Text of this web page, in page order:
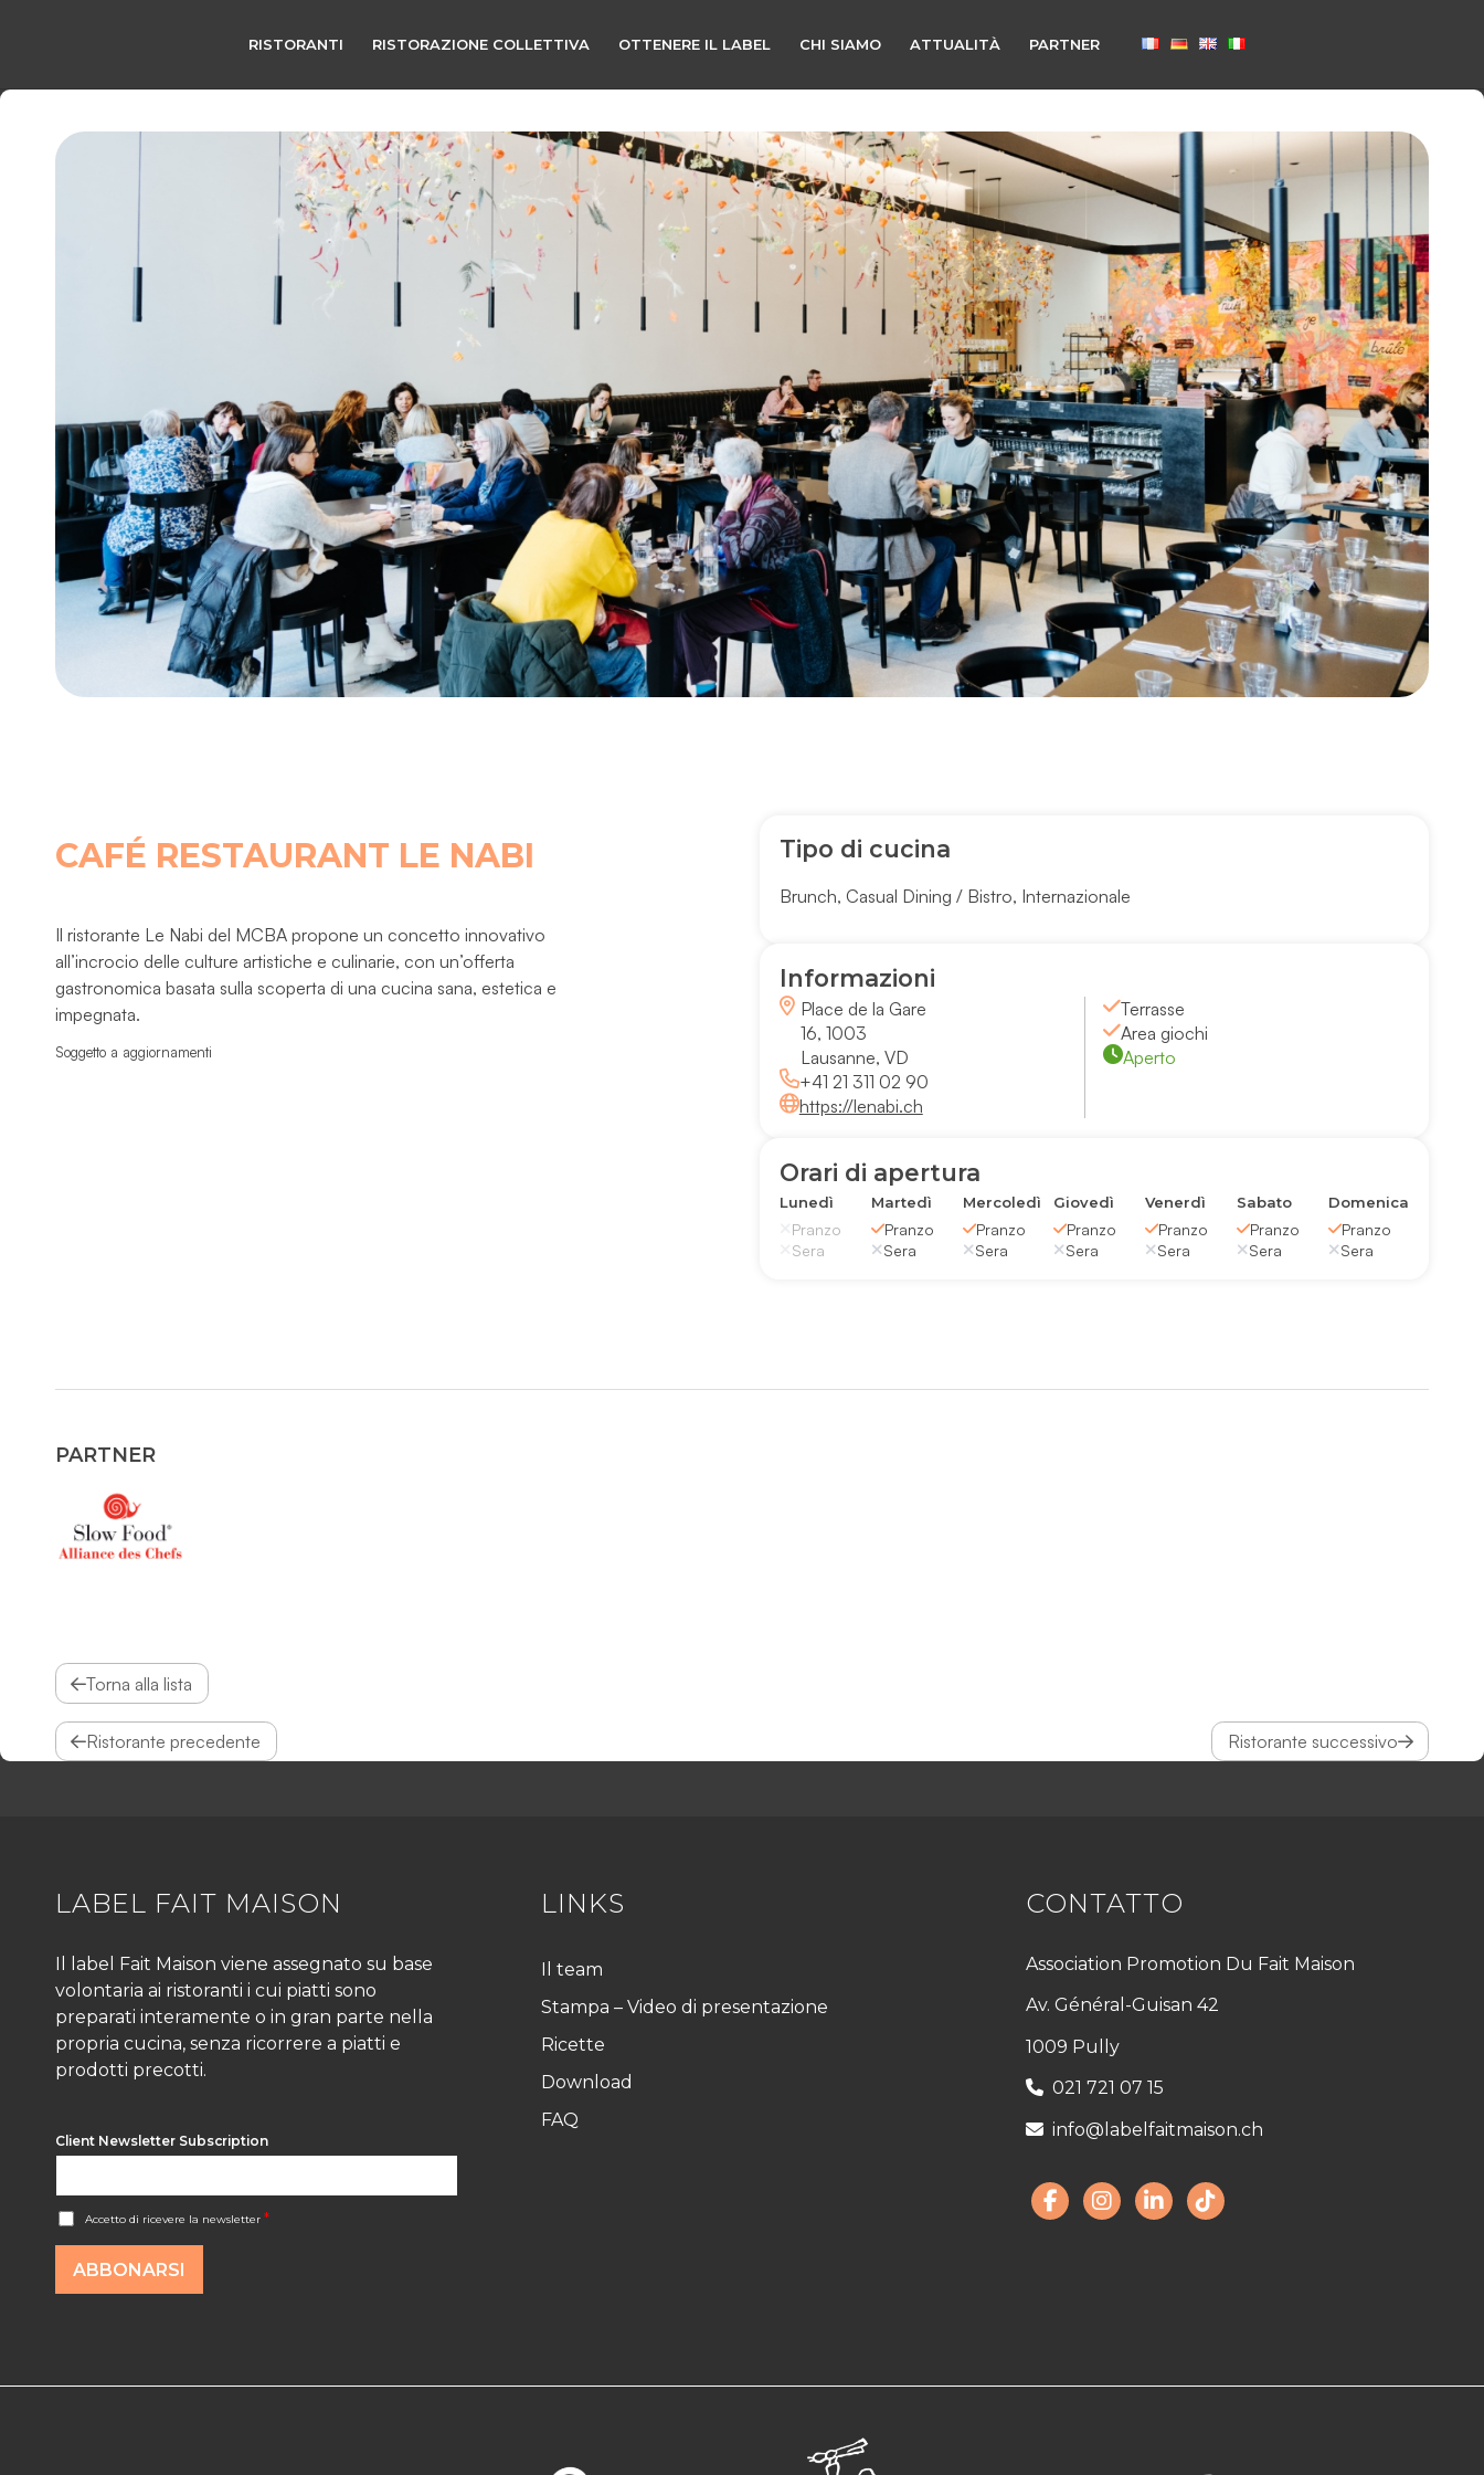
RISTORANTI RISTORAZIONE COLLETTIVA OTTENERE IL LABEL CHI SIAMO ATTUALITÀ PARTNER
CAFÉ RESTAURANT LE NABI
Il ristorante Le Nabi del MCBA propone un concetto innovativo
all’incrocio delle culture artistiche e culinarie, con un’offerta
gastronomica basata sulla scoperta di una cucina sana, estetica e
impegnata.
Soggetto a aggiornamenti
Tipo di cucina
Brunch, Casual Dining / Bistro, Internazionale
Informazioni
Place de la Gare
16, 1003
Lausanne, VD
+41 21 311 02 90
https://lenabi.ch
Terrasse
Area giochi
Aperto
Orari di apertura
Lunedì
Pranzo
Sera
Martedì
Pranzo
Sera
Mercoledì
Pranzo
Sera
Giovedì
Pranzo
Sera
Venerdì
Pranzo
Sera
Sabato
Pranzo
Sera
Domenica
Pranzo
Sera
PARTNER
Torna alla lista
Ristorante precedente Ristorante successivo
LABEL FAIT MAISON
Il label Fait Maison viene assegnato su base
volontaria ai ristoranti i cui piatti sono
preparati interamente o in gran parte nella
propria cucina, senza ricorrere a piatti e
prodotti precotti.
Client Newsletter Subscription
A
c
c
d
*
Accetto di ricevere la newsletter *
ABBONARSI
LINKS
Il team
Stampa – Video di presentazione
Ricette
Download
FAQ
CONTATTO
Association Promotion Du Fait Maison
Av. Général-Guisan 42
1009 Pully
021 721 07 15
info@labelfaitmaison.ch